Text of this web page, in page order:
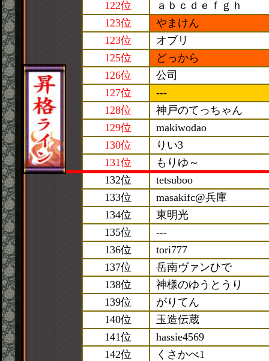
122位
ａｂｃｄｅｆｇｈ
123位
やまけん
123位
オブリ
125位
どっから
126位
公司
127位
---
128位
神戸のてっちゃん
129位
makiwodao
130位
りい3
131位
もりゆ～
132位
tetsuboo
133位
masakifc@兵庫
134位
東明光
135位
---
136位
tori777
137位
岳南ヴァンひで
138位
神様のゆうとうり
139位
がりてん
140位
玉造伝蔵
141位
hassie4569
142位
くさかべ1